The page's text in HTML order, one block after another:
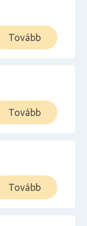
Tovább
Tovább
Tovább